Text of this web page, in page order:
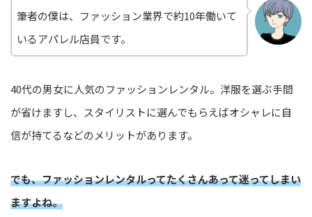
筆者の僕は、ファッション業界で約10年働いて
いるアパレル店員です。
40代の男女に人気のファッションレンタル。洋服を選ぶ手間
が省けますし、スタイリストに選んでもらえばオシャレに自
信が持てるなどのメリットがあります。
でも、ファッションレンタルってたくさんあって迷ってしまい
ますよね。